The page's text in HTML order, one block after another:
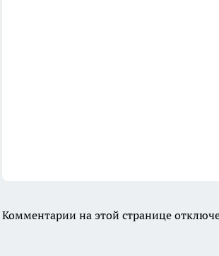
Комментарии на этой странице